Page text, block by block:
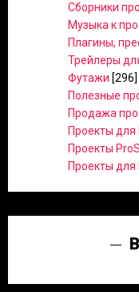
Сборники
Музыка к
Плагины,
Трейлеры
Футажи [296]
Полезные
Продажа
Проекты для
Проекты
Проекты для